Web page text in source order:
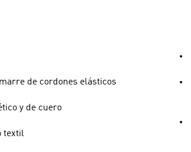
de cordones elásticos
y de cuero
textil